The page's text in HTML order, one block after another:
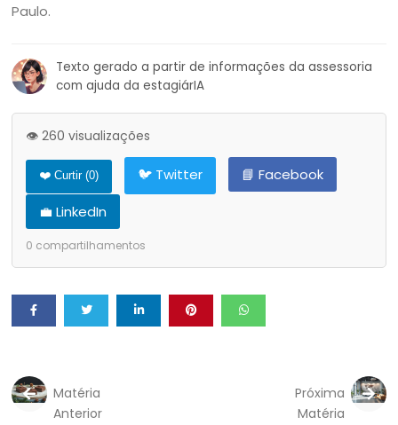
Paulo.
Texto gerado a partir de informações da assessoria
com ajuda da estagiárIA
👁️ 260 visualizações
❤️ Curtir (0) 🐦 Twitter
📘 Facebook
💼 LinkedIn
0 compartilhamentos
Matéria
Anterior
Próxima
Matéria